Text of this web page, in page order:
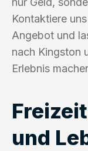
Kontaktiere
Angebot und
nach Kingston
Erlebnis
und